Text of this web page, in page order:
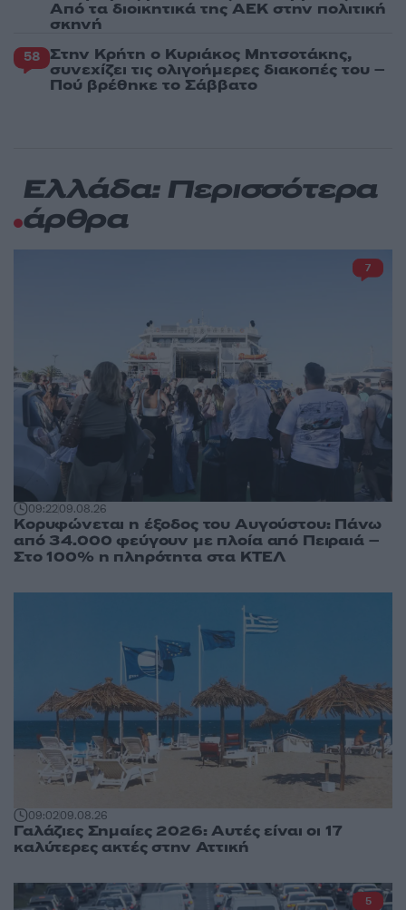
Από τα διοικητικά της ΑΕΚ στην πολιτική
σκηνή
58 Στην Κρήτη ο Κυριάκος Μητσοτάκης,
συνεχίζει τις ολιγοήμερες διακοπές του –
Πού βρέθηκε το Σάββατο
Ελλάδα: Περισσότερα
άρθρα
09:2209.08.26
Κορυφώνεται η έξοδος του Αυγούστου: Πάνω
από 34.000 φεύγουν με πλοία από Πειραιά –
Στο 100% η πληρότητα στα ΚΤΕΛ
7
09:0209.08.26
Γαλάζιες Σημαίες 2026: Αυτές είναι οι 17
καλύτερες ακτές στην Αττική
5